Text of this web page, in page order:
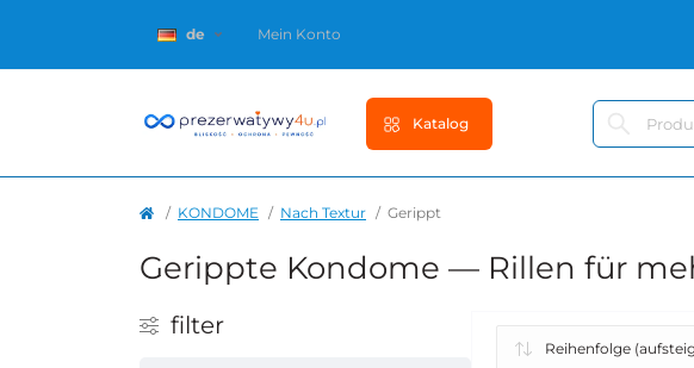
de Mein Konto
Katalog
KONDOME Nach Textur Gerippt
Gerippte Kondome — Rillen für
filter